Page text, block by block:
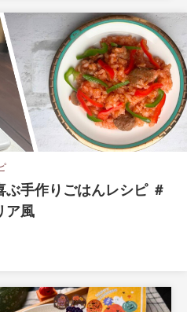
手作りごはんレシピ ＃
ア風